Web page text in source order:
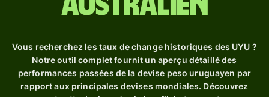
australien
Vous recherchez les taux de change historiques des UYU ?
Notre outil complet fournit un aperçu détaillé des
performances passées de la devise peso uruguayen par
rapport aux principales devises mondiales. Découvrez